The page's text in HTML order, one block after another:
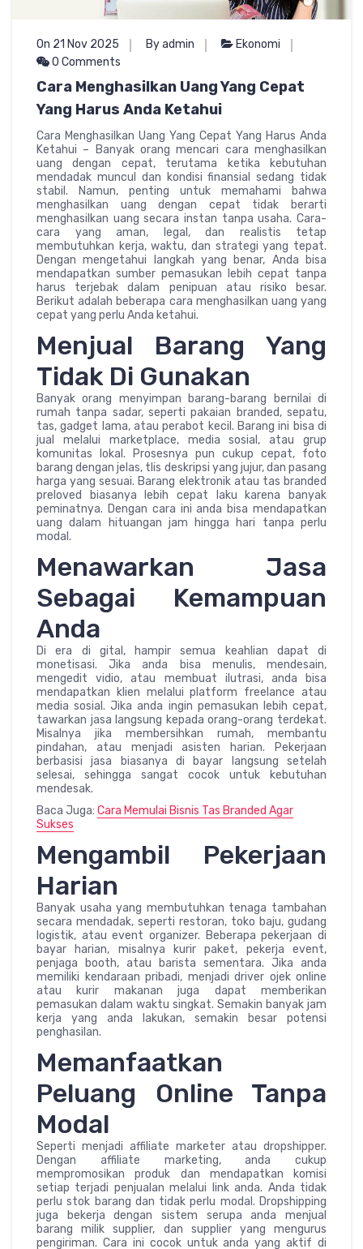
On 21 Nov 2025 By admin
Ekonomi
0 Comments
Cara Menghasilkan Uang Yang Cepat
Yang Harus Anda Ketahui
Cara Menghasilkan Uang Yang Cepat Yang Harus Anda
Ketahui – Banyak orang mencari cara menghasilkan
uang dengan cepat, terutama ketika kebutuhan
mendadak muncul dan kondisi finansial sedang tidak
stabil. Namun, penting untuk memahami bahwa
menghasilkan uang dengan cepat tidak berarti
menghasilkan uang secara instan tanpa usaha. Cara-
cara yang aman, legal, dan realistis tetap
membutuhkan kerja, waktu, dan strategi yang tepat.
Dengan mengetahui langkah yang benar, Anda bisa
mendapatkan sumber pemasukan lebih cepat tanpa
harus terjebak dalam penipuan atau risiko besar.
Berikut adalah beberapa cara menghasilkan uang yang
cepat yang perlu Anda ketahui.
Menjual Barang Yang
Tidak Di Gunakan
Banyak orang menyimpan barang-barang bernilai di
rumah tanpa sadar, seperti pakaian branded, sepatu,
tas, gadget lama, atau perabot kecil. Barang ini bisa di
jual melalui marketplace, media sosial, atau grup
komunitas lokal. Prosesnya pun cukup cepat, foto
barang dengan jelas, tlis deskripsi yang jujur, dan pasang
harga yang sesuai. Barang elektronik atau tas branded
preloved biasanya lebih cepat laku karena banyak
peminatnya. Dengan cara ini anda bisa mendapatkan
uang dalam hituangan jam hingga hari tanpa perlu
modal.
Menawarkan Jasa
Sebagai Kemampuan
Anda
Di era di gital, hampir semua keahlian dapat di
monetisasi. Jika anda bisa menulis, mendesain,
mengedit vidio, atau membuat ilutrasi, anda bisa
mendapatkan klien melalui platform freelance atau
media sosial. Jika anda ingin pemasukan lebih cepat,
tawarkan jasa langsung kepada orang-orang terdekat.
Misalnya jika membersihkan rumah, membantu
pindahan, atau menjadi asisten harian. Pekerjaan
berbasisi jasa biasanya di bayar langsung setelah
selesai, sehingga sangat cocok untuk kebutuhan
mendesak.
Baca Juga: Cara Memulai Bisnis Tas Branded Agar
Sukses
Mengambil Pekerjaan
Harian
Banyak usaha yang membutuhkan tenaga tambahan
secara mendadak, seperti restoran, toko baju, gudang
logistik, atau event organizer. Beberapa pekerjaan di
bayar harian, misalnya kurir paket, pekerja event,
penjaga booth, atau barista sementara. Jika anda
memiliki kendaraan pribadi, menjadi driver ojek online
atau kurir makanan juga dapat memberikan
pemasukan dalam waktu singkat. Semakin banyak jam
kerja yang anda lakukan, semakin besar potensi
penghasilan.
Memanfaatkan
Peluang Online Tanpa
Modal
Seperti menjadi affiliate marketer atau dropshipper.
Dengan affiliate marketing, anda cukup
mempromosikan produk dan mendapatkan komisi
setiap terjadi penjualan melalui link anda. Anda tidak
perlu stok barang dan tidak perlu modal. Dropshipping
juga bekerja dengan sistem serupa anda menjual
barang milik supplier, dan supplier yang mengurus
pengiriman. Cara ini cocok untuk anda yang aktif di